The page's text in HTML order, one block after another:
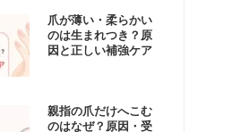
爪が薄い・柔らかい
のは生まれつき？原
因と正しい補強ケア
親指の爪だけへこむ
のはなぜ？原因・受